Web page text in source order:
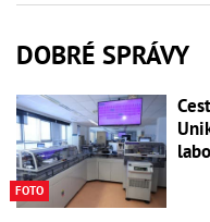
DOBRÉ SPRÁVY
FOTO